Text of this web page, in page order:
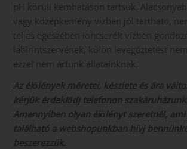
pH körüli kémhatáson tartsuk.
vagy középkemény vízben jól tartható,
teljes egészében ioncserélt vízben
labirintszervének, külön levegőztetést
ezzel nem ártunk állatainknak.
Az élőlények méretei, készlete és ára
kérjük érdeklődj telefonon
Amennyiben olyan élőlényt szeretnél,
található a webshopunkban hívj
beszerezzük.